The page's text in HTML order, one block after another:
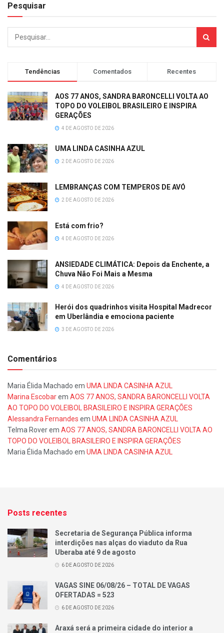
Pesquisar
Tendências Comentados Recentes
AOS 77 ANOS, SANDRA BARONCELLI VOLTA AO
TOPO DO VOLEIBOL BRASILEIRO E INSPIRA
GERAÇÕES
4 DE AGOSTO DE 2026
UMA LINDA CASINHA AZUL
2 DE AGOSTO DE 2026
LEMBRANÇAS COM TEMPEROS DE AVÓ
2 DE AGOSTO DE 2026
Está com frio?
4 DE AGOSTO DE 2026
ANSIEDADE CLIMÁTICA: Depois da Enchente, a
Chuva Não Foi Mais a Mesma
4 DE AGOSTO DE 2026
Herói dos quadrinhos visita Hospital Madrecor
em Uberlândia e emociona paciente
3 DE AGOSTO DE 2026
Comentários
Maria Élida Machado em UMA LINDA CASINHA AZUL
Marina Escobarem AOS 77 ANOS, SANDRA BARONCELLI VOLTA
AO TOPO DO VOLEIBOL BRASILEIRO E INSPIRA GERAÇÕES
Alessandra Fernandes em UMA LINDA CASINHA AZUL
Telma Roverem AOS 77 ANOS, SANDRA BARONCELLI VOLTA AO
TOPO DO VOLEIBOL BRASILEIRO E INSPIRA GERAÇÕES
Maria Élida Machado em UMA LINDA CASINHA AZUL
Posts recentes
Secretaria de Segurança Pública informa
interdições nas alças do viaduto da Rua
Uberaba até 9 de agosto
6 DE AGOSTO DE 2026
VAGAS SINE 06/08/26 – TOTAL DE VAGAS
OFERTADAS = 523
6 DE AGOSTO DE 2026
Araxá será a primeira cidade do interior a